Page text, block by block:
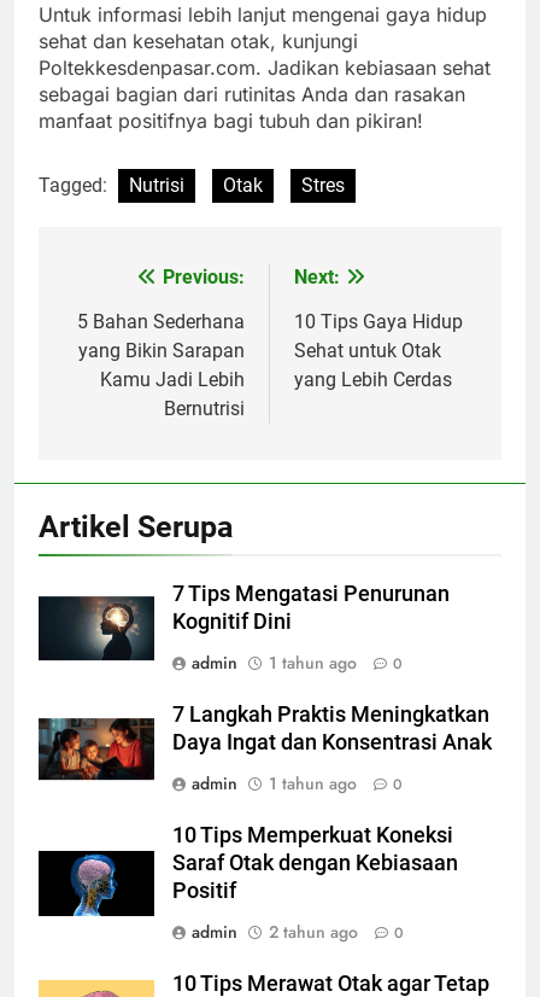
Untuk informasi lebih lanjut mengenai gaya hidup
sehat dan kesehatan otak, kunjungi
Poltekkesdenpasar.com. Jadikan kebiasaan sehat
sebagai bagian dari rutinitas Anda dan rasakan
manfaat positifnya bagi tubuh dan pikiran!
Tagged: Nutrisi Otak Stres
Navigasi
pos
Previous:
5 Bahan Sederhana
yang Bikin Sarapan
Kamu Jadi Lebih
Bernutrisi
Next:
10 Tips Gaya Hidup
Sehat untuk Otak
yang Lebih Cerdas
Artikel Serupa
7 Tips Mengatasi Penurunan
Kognitif Dini
admin
1 tahun ago 0
7 Langkah Praktis Meningkatkan
Daya Ingat dan Konsentrasi Anak
admin
1 tahun ago 0
10 Tips Memperkuat Koneksi
Saraf Otak dengan Kebiasaan
Positif
admin
2 tahun ago 0
10 Tips Merawat Otak agar Tetap